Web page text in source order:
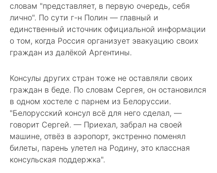
словам "представляет, в первую очередь, себя
лично". По сути г-н Полин — главный и
единственный источник официальной информации
о том, когда Россия организует эвакуацию своих
граждан из далёкой Аргентины.
Консулы других стран тоже не оставляли своих
граждан в беде. По словам Сергея, он остановился
в одном хостеле с парнем из Белоруссии.
"Белорусский консул всё для него сделал, —
говорит Сергей. — Приехал, забрал на своей
машине, отвёз в аэропорт, экстренно поменял
билеты, парень улетел на Родину, это классная
консульская поддержка".